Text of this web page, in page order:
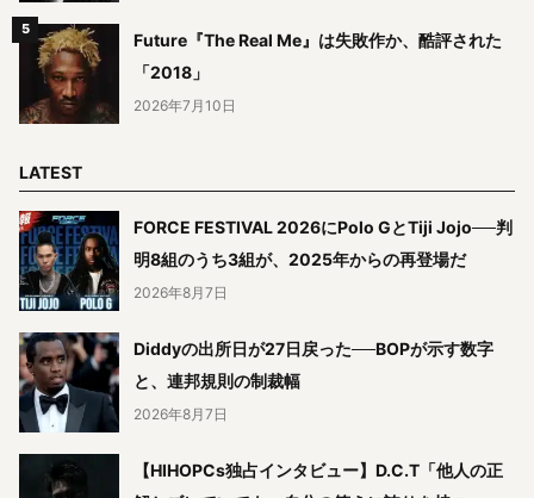
Future『The Real Me』は失敗作か、酷評された
「2018」
2026年7月10日
LATEST
FORCE FESTIVAL 2026にPolo GとTiji Jojo──判
明8組のうち3組が、2025年からの再登場だ
2026年8月7日
Diddyの出所日が27日戻った──BOPが示す数字
と、連邦規則の制裁幅
2026年8月7日
【HIHOPCs独占インタビュー】D.C.T「他人の正